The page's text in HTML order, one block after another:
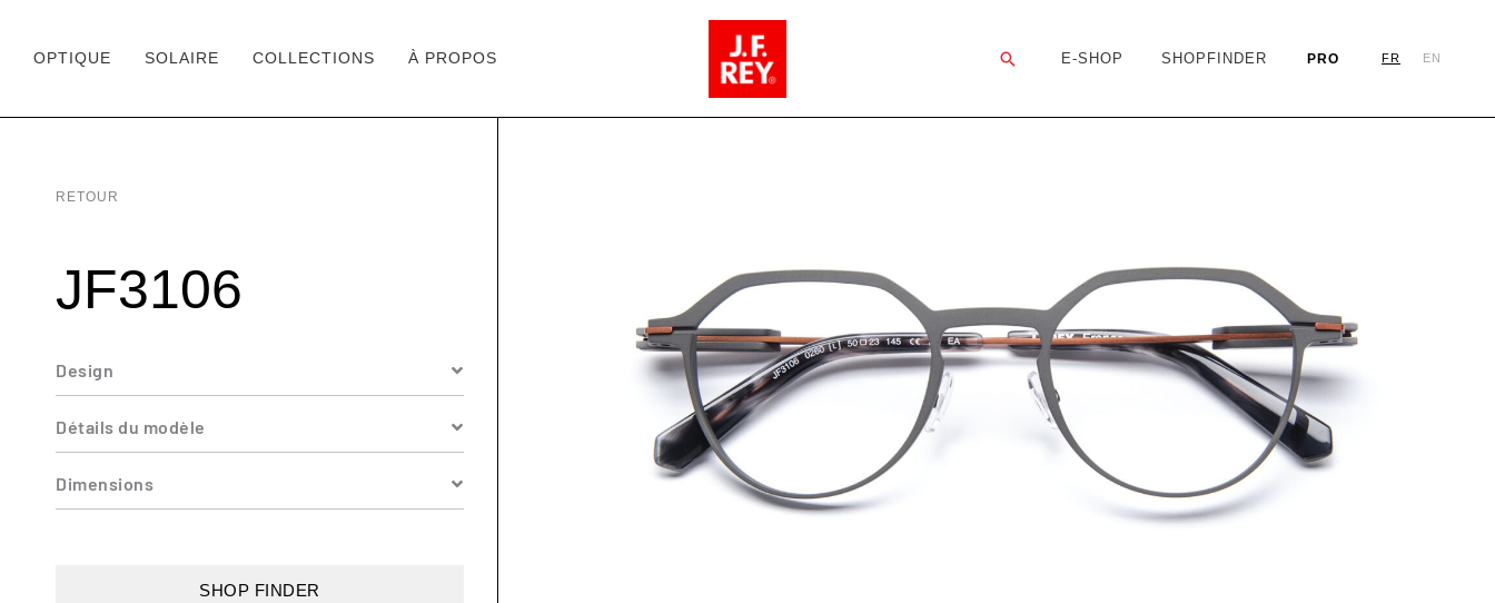
au
OPTIQUE SOLAIRE COLLECTIONS À PROPOS Rechercher
E-SHOP SHOPFINDER PRO FR EN
RETOUR
JF3106
Design
Détails du modèle
Dimensions
SHOP FINDER